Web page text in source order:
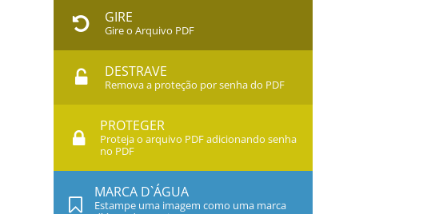
GIRE
Gire o Arquivo PDF
DESTRAVE
Remova a proteção por senha do PDF
PROTEGER
Proteja o arquivo PDF adicionando senha
no PDF
MARCA D`ÁGUA
Estampe uma imagem como uma marca